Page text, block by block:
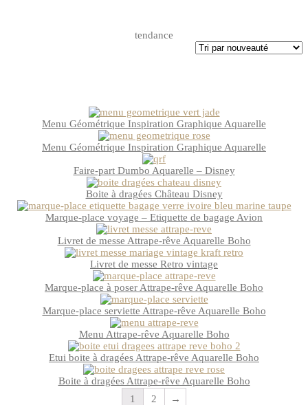
tendance
Menu Géométrique Inspiration Graphique Aquarelle
Menu Géométrique Inspiration Graphique Aquarelle
Faire-part Dumbo Aquarelle – Disney
Boite à dragées Château Disney
Marque-place voyage – Etiquette de bagage Avion
Livret de messe Attrape-rêve Aquarelle Boho
Livret de messe Retro vintage
Marque-place à poser Attrape-rêve Aquarelle Boho
Marque-place serviette Attrape-rêve Aquarelle Boho
Menu Attrape-rêve Aquarelle Boho
Etui boite à dragées Attrape-rêve Aquarelle Boho
Boite à dragées Attrape-rêve Aquarelle Boho
1
2 →